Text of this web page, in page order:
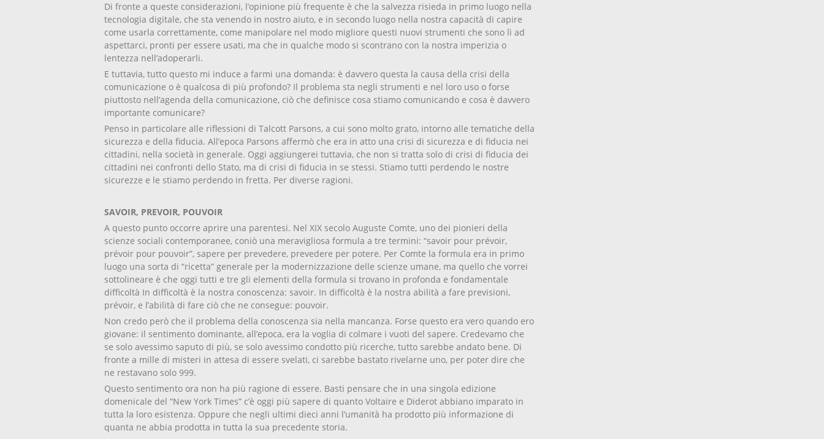
Di fronte a queste considerazioni, l’opinione più frequente è che la salvezza risieda in primo luogo nella
tecnologia digitale, che sta venendo in nostro aiuto, e in secondo luogo nella nostra capacità di capire
come usarla correttamente, come manipolare nel modo migliore questi nuovi strumenti che sono lì ad
aspettarci, pronti per essere usati, ma che in qualche modo si scontrano con la nostra imperizia o
lentezza nell’adoperarli.
E tuttavia, tutto questo mi induce a farmi una domanda: è davvero questa la causa della crisi della
comunicazione o è qualcosa di più profondo? Il problema sta negli strumenti e nel loro uso o forse
piuttosto nell’agenda della comunicazione, ciò che definisce cosa stiamo comunicando e cosa è davvero
importante comunicare?
Penso in particolare alle riflessioni di Talcott Parsons, a cui sono molto grato, intorno alle tematiche della
sicurezza e della fiducia. All’epoca Parsons affermò che era in atto una crisi di sicurezza e di fiducia nei
cittadini, nella società in generale. Oggi aggiungerei tuttavia, che non si tratta solo di crisi di fiducia dei
cittadini nei confronti dello Stato, ma di crisi di fiducia in se stessi. Stiamo tutti perdendo le nostre
sicurezze e le stiamo perdendo in fretta. Per diverse ragioni.
SAVOIR, PREVOIR, POUVOIR
A questo punto occorre aprire una parentesi. Nel XIX secolo Auguste Comte, uno dei pionieri della
scienze sociali contemporanee, coniò una meravigliosa formula a tre termini: “savoir pour prévoir,
prévoir pour pouvoir”, sapere per prevedere, prevedere per potere. Per Comte la formula era in primo
luogo una sorta di “ricetta” generale per la modernizzazione delle scienze umane, ma quello che vorrei
sottolineare è che oggi tutti e tre gli elementi della formula si trovano in profonda e fondamentale
difficoltà In difficoltà è la nostra conoscenza: savoir. In difficoltà è la nostra abilità a fare previsioni,
prévoir, e l’abilità di fare ciò che ne consegue: pouvoir.
Non credo però che il problema della conoscenza sia nella mancanza. Forse questo era vero quando ero
giovane: il sentimento dominante, all’epoca, era la voglia di colmare i vuoti del sapere. Credevamo che
se solo avessimo saputo di più, se solo avessimo condotto più ricerche, tutto sarebbe andato bene. Di
fronte a mille di misteri in attesa di essere svelati, ci sarebbe bastato rivelarne uno, per poter dire che
ne restavano solo 999.
Questo sentimento ora non ha più ragione di essere. Basti pensare che in una singola edizione
domenicale del “New York Times” c’è oggi più sapere di quanto Voltaire e Diderot abbiano imparato in
tutta la loro esistenza. Oppure che negli ultimi dieci anni l’umanità ha prodotto più informazione di
quanta ne abbia prodotta in tutta la sua precedente storia.